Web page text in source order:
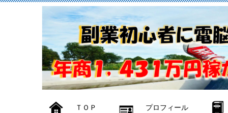
ＴＯＰ プロフィール